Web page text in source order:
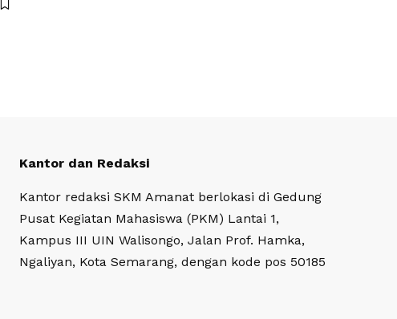
Kantor dan Redaksi
Kantor redaksi SKM Amanat berlokasi di Gedung
Pusat Kegiatan Mahasiswa (PKM) Lantai 1,
Kampus III UIN Walisongo, Jalan Prof. Hamka,
Ngaliyan, Kota Semarang, dengan kode pos 50185